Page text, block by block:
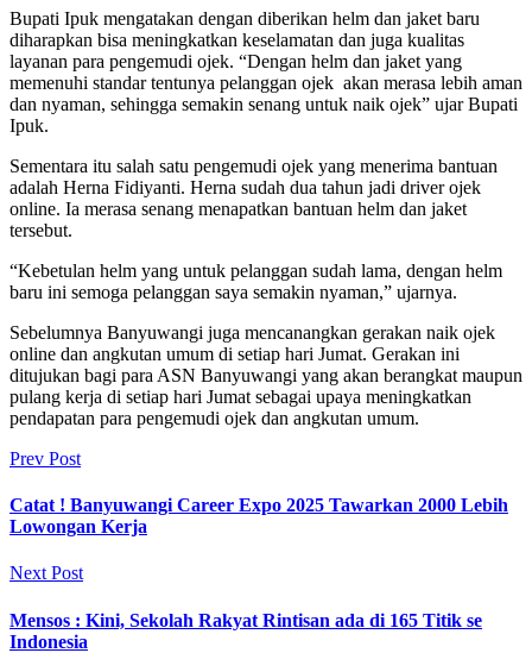
Bupati Ipuk mengatakan dengan diberikan helm dan jaket baru
diharapkan bisa meningkatkan keselamatan dan juga kualitas
layanan para pengemudi ojek. “Dengan helm dan jaket yang
memenuhi standar tentunya pelanggan ojek akan merasa lebih aman
dan nyaman, sehingga semakin senang untuk naik ojek” ujar Bupati
Ipuk.
Sementara itu salah satu pengemudi ojek yang menerima bantuan
adalah Herna Fidiyanti. Herna sudah dua tahun jadi driver ojek
online. Ia merasa senang menapatkan bantuan helm dan jaket
tersebut.
“Kebetulan helm yang untuk pelanggan sudah lama, dengan helm
baru ini semoga pelanggan saya semakin nyaman,” ujarnya.
Sebelumnya Banyuwangi juga mencanangkan gerakan naik ojek
online dan angkutan umum di setiap hari Jumat. Gerakan ini
ditujukan bagi para ASN Banyuwangi yang akan berangkat maupun
pulang kerja di setiap hari Jumat sebagai upaya meningkatkan
pendapatan para pengemudi ojek dan angkutan umum.
Prev Post
Catat ! Banyuwangi Career Expo 2025 Tawarkan 2000 Lebih
Lowongan Kerja
Next Post
Mensos : Kini, Sekolah Rakyat Rintisan ada di 165 Titik se
Indonesia